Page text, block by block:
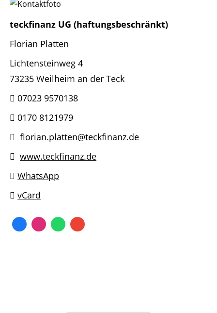
teckfinanz UG (haftungsbeschränkt)
Florian Platten
Lichtensteinweg 4
73235 Weilheim an der Teck
07023 9570138
0170 8121979
florian.platten@teckfinanz.de
www.teckfinanz.de
WhatsApp
vCard